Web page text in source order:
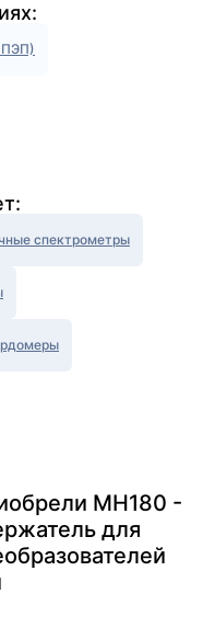
ПЭП)
спектрометры
MH180 -
для